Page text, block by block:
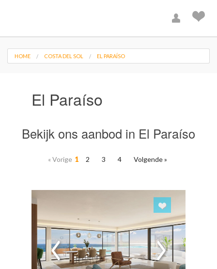
HOME COSTA DEL SOL EL PARAÍSO
El Paraíso
Bekijk ons aanbod in El Paraíso
« Vorige 1 2 3 4 Volgende »